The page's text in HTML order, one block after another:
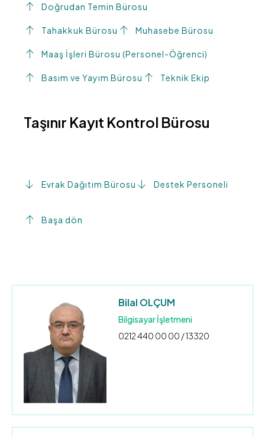
Doğrudan Temin Bürosu
Tahakkuk Bürosu Muhasebe Bürosu
Maaş İşleri Bürosu (Personel-Öğrenci)
Basım ve Yayım Bürosu Teknik Ekip
Taşınır Kayıt Kontrol Bürosu
Evrak Dağıtım Bürosu Destek Personeli
Başa dön
Bilal OLÇUM
Bilgisayar İşletmeni
0212 440 00 00 / 13320